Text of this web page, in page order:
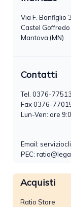
Via F. Bonfiglio
Castel Goffredo
Mantova (MN)
Contatti
Tel. 0376-
Fax 0376-
Lun-Ven: ore
Email:
PEC:
Acquisti
Ratio Store